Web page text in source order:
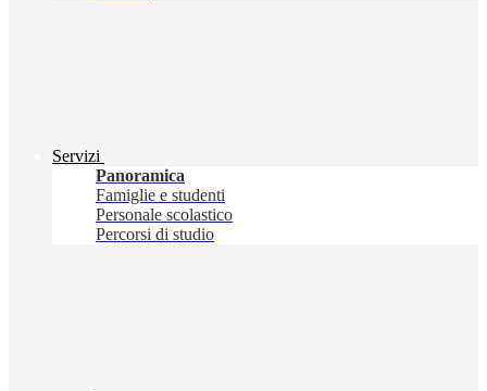
Servizi
Panoramica
Famiglie e studenti
Personale scolastico
Percorsi di studio